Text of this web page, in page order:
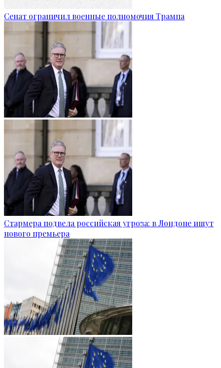
Сенат ограничил военные полномочия Трампа
Стармера подвела российская угроза: в Лондоне ищут
нового премьера